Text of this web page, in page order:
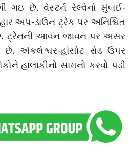
ગઇ છે. વેસ્ટર્ન રેલ્વેનો મુંબઈ-
અપ-ડાઉન ટ્રેક પર અનિશ્ચિત
ટ્રેનની આવન જાવન પર અસર
છે. અંકલેશ્વર-હાંસોટ રોડ ઉપર
હાલાકીનો સામનો કરવો પડી